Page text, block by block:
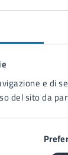
e di
del sito da